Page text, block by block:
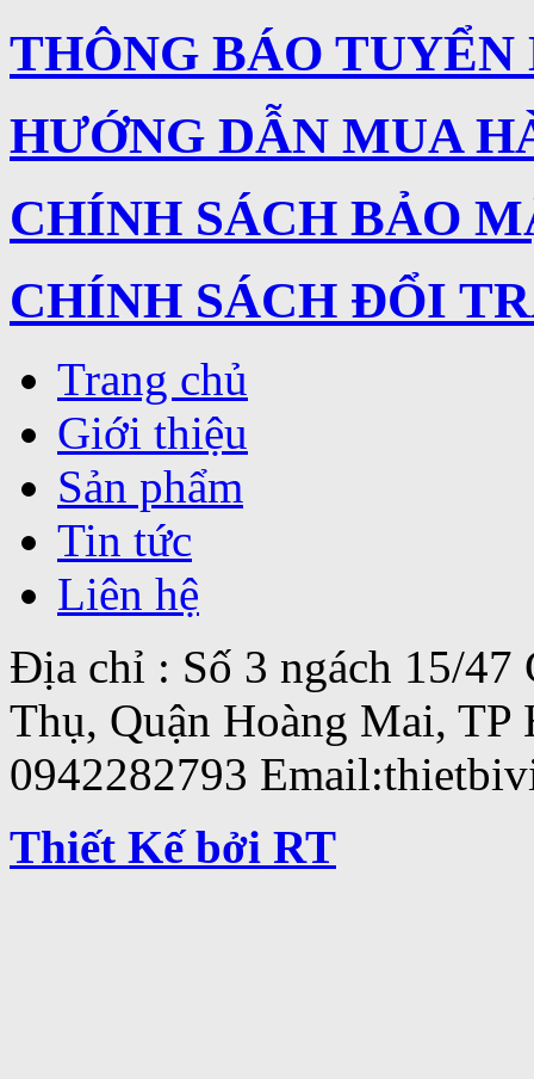
THÔNG BÁO TUYỂN
HƯỚNG DẪN MUA
CHÍNH SÁCH BẢO
CHÍNH SÁCH ĐỔI
Trang chủ
Giới thiệu
Sản phẩm
Tin tức
Liên hệ
Địa chỉ : Số 3 ngách 15/47
Thụ, Quận Hoàng Mai, TP
0942282793
Thiết Kế bởi RT